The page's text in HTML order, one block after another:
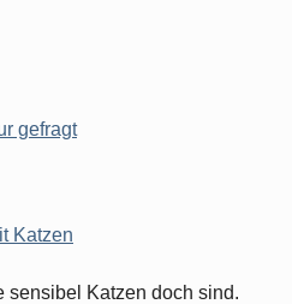
gefragt
Katzen
sensibel Katzen doch sind.